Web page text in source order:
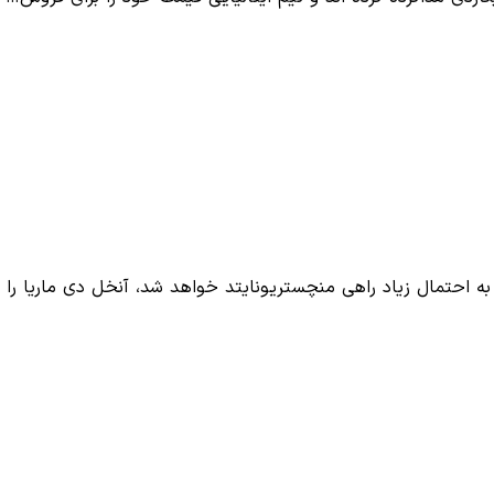
احتمال زیاد راهی منچستریونایتد خواهد شد، آنخل دی ماریا